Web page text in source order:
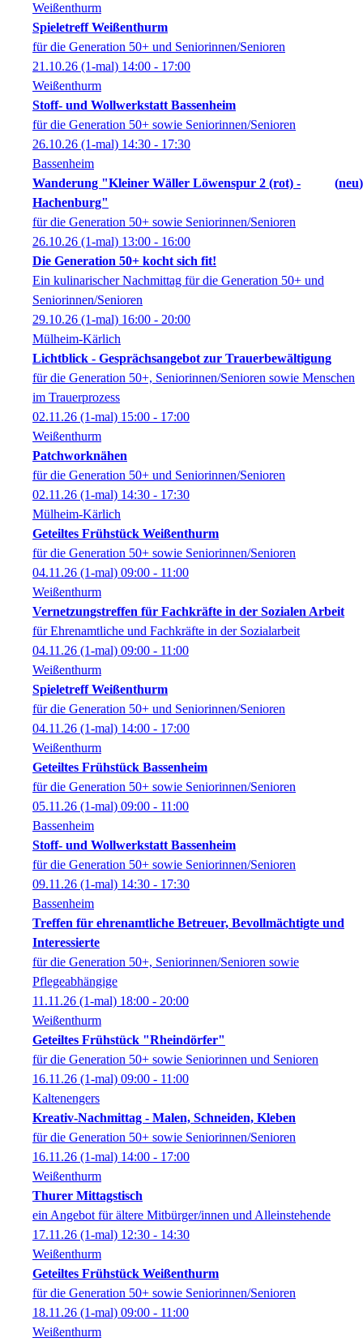
Weißenthurm
Spieletreff Weißenthurm
für die Generation 50+ und Seniorinnen/Senioren
21.10.26 (1-mal) 14:00 - 17:00
Weißenthurm
Stoff- und Wollwerkstatt Bassenheim
für die Generation 50+ sowie Seniorinnen/Senioren
26.10.26 (1-mal) 14:30 - 17:30
Bassenheim
Wanderung "Kleiner Wäller Löwenspur 2 (rot) -
Hachenburg"
neu
für die Generation 50+ sowie Seniorinnen/Senioren
26.10.26 (1-mal) 13:00 - 16:00
Die Generation 50+ kocht sich fit!
Ein kulinarischer Nachmittag für die Generation 50+ und
Seniorinnen/Senioren
29.10.26 (1-mal) 16:00 - 20:00
Mülheim-Kärlich
Lichtblick - Gesprächsangebot zur Trauerbewältigung
für die Generation 50+, Seniorinnen/Senioren sowie Menschen
im Trauerprozess
02.11.26 (1-mal) 15:00 - 17:00
Weißenthurm
Patchworknähen
für die Generation 50+ und Seniorinnen/Senioren
02.11.26 (1-mal) 14:30 - 17:30
Mülheim-Kärlich
Geteiltes Frühstück Weißenthurm
für die Generation 50+ sowie Seniorinnen/Senioren
04.11.26 (1-mal) 09:00 - 11:00
Weißenthurm
Vernetzungstreffen für Fachkräfte in der Sozialen Arbeit
für Ehrenamtliche und Fachkräfte in der Sozialarbeit
04.11.26 (1-mal) 09:00 - 11:00
Weißenthurm
Spieletreff Weißenthurm
für die Generation 50+ und Seniorinnen/Senioren
04.11.26 (1-mal) 14:00 - 17:00
Weißenthurm
Geteiltes Frühstück Bassenheim
für die Generation 50+ sowie Seniorinnen/Senioren
05.11.26 (1-mal) 09:00 - 11:00
Bassenheim
Stoff- und Wollwerkstatt Bassenheim
für die Generation 50+ sowie Seniorinnen/Senioren
09.11.26 (1-mal) 14:30 - 17:30
Bassenheim
Treffen für ehrenamtliche Betreuer, Bevollmächtigte und
Interessierte
für die Generation 50+, Seniorinnen/Senioren sowie
Pflegeabhängige
11.11.26 (1-mal) 18:00 - 20:00
Weißenthurm
Geteiltes Frühstück "Rheindörfer"
für die Generation 50+ sowie Seniorinnen und Senioren
16.11.26 (1-mal) 09:00 - 11:00
Kaltenengers
Kreativ-Nachmittag - Malen, Schneiden, Kleben
für die Generation 50+ sowie Seniorinnen/Senioren
16.11.26 (1-mal) 14:00 - 17:00
Weißenthurm
Thurer Mittagstisch
ein Angebot für ältere Mitbürger/innen und Alleinstehende
17.11.26 (1-mal) 12:30 - 14:30
Weißenthurm
Geteiltes Frühstück Weißenthurm
für die Generation 50+ sowie Seniorinnen/Senioren
18.11.26 (1-mal) 09:00 - 11:00
Weißenthurm